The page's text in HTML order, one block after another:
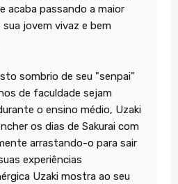
acaba passando a maior
jovem vivaz e bem
sombrio de seu "senpai"
de faculdade sejam
o ensino médio, Uzaki
os dias de Sakurai com
arrastando-o para sair
experiências
Uzaki mostra ao seu